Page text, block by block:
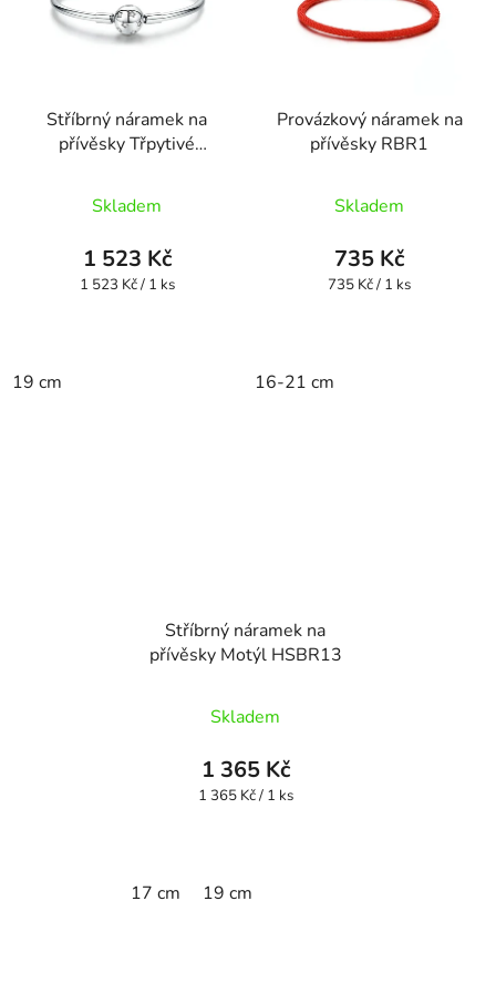
Stříbrný náramek na
přívěsky Třpytivé
Skladem
1 523 Kč
Měrná
1 523 Kč / 1 ks
19 cm
Provázkový náramek na
přívěsky RBR1
Skladem
735 Kč
Měrná
735 Kč / 1 ks
16-21 cm
Stříbrný náramek na
přívěsky Motýl HSBR13
Skladem
1 365 Kč
Měrná
1 365 Kč / 1 ks
17 cm 19 cm